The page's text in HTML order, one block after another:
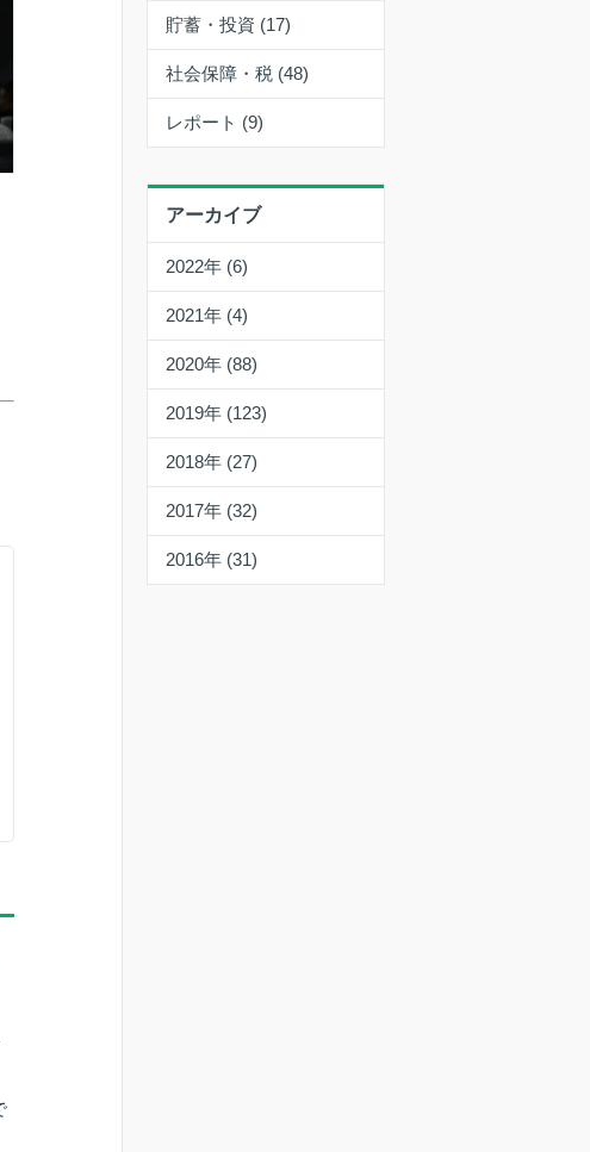
貯蓄・投資 (17)
社会保障・税 (48)
レポート (9)
アーカイブ
2022年 (6)
2021年 (4)
2020年 (88)
2019年 (123)
2018年 (27)
2017年 (32)
2016年 (31)